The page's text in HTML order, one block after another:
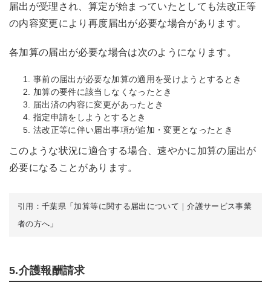
届出が受理され、算定が始まっていたとしても法改正等
の内容変更により再度届出が必要な場合があります。
各加算の届出が必要な場合は次のようになります。
事前の届出が必要な加算の適用を受けようとするとき
加算の要件に該当しなくなったとき
届出済の内容に変更があったとき
指定申請をしようとするとき
法改正等に伴い届出事項が追加・変更となったとき
このような状況に適合する場合、速やかに加算の届出が
必要になることがあります。
引用：千葉県「加算等に関する届出について｜介護サービス事業
者の方へ」
5.介護報酬請求